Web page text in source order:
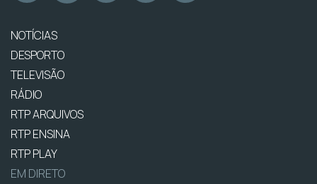
NOTÍCIAS
DESPORTO
TELEVISÃO
RÁDIO
RTP ARQUIVOS
RTP ENSINA
RTP PLAY
EM DIRETO